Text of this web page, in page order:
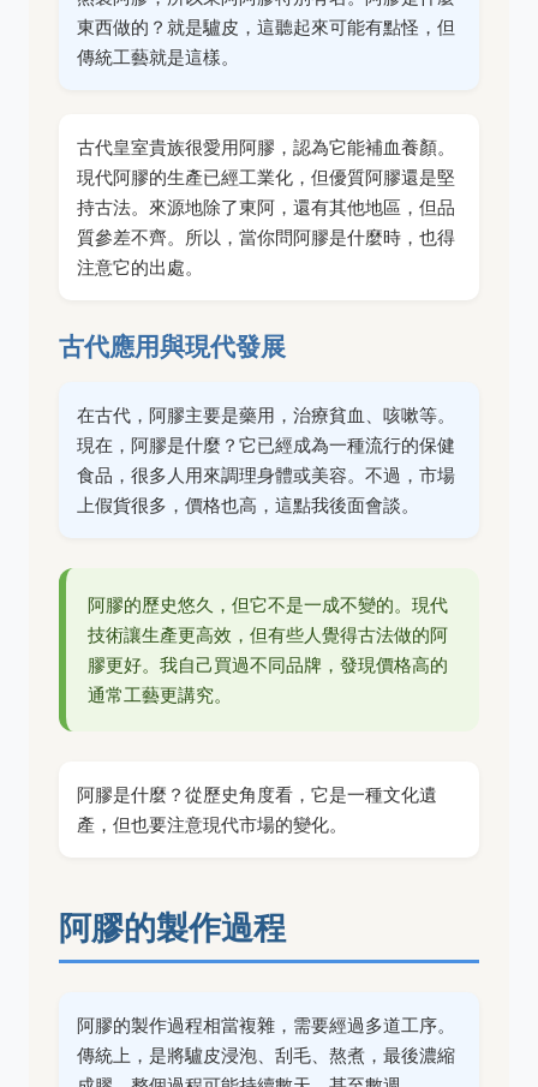
東西做的？就是驢皮，這聽起來可能有點怪，但
傳統工藝就是這樣。
古代皇室貴族很愛用阿膠，認為它能補血養顏。
現代阿膠的生產已經工業化，但優質阿膠還是堅
持古法。來源地除了東阿，還有其他地區，但品
質參差不齊。所以，當你問阿膠是什麼時，也得
注意它的出處。
古代應用與現代發展
在古代，阿膠主要是藥用，治療貧血、咳嗽等。
現在，阿膠是什麼？它已經成為一種流行的保健
食品，很多人用來調理身體或美容。不過，市場
上假貨很多，價格也高，這點我後面會談。
阿膠的歷史悠久，但它不是一成不變的。現代
技術讓生產更高效，但有些人覺得古法做的阿
膠更好。我自己買過不同品牌，發現價格高的
通常工藝更講究。
阿膠是什麼？從歷史角度看，它是一種文化遺
產，但也要注意現代市場的變化。
阿膠的製作過程
阿膠的製作過程相當複雜，需要經過多道工序。
傳統上，是將驢皮浸泡、刮毛、熬煮，最後濃縮